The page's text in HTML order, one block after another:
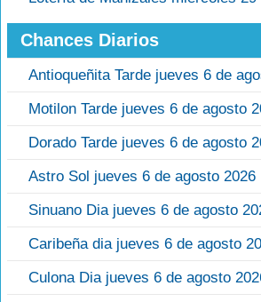
Chances Diarios
Antioqueñita Tarde jueves 6 de
Motilon Tarde jueves 6 de agosto
Dorado Tarde jueves 6 de agosto
Astro Sol jueves 6 de agosto 2026
Sinuano Dia jueves 6 de agosto
Caribeña dia jueves 6 de agosto
Culona Dia jueves 6 de agosto